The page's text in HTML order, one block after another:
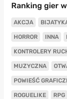
Ranking gier
AKCJA
HORROR INNA
KONTROLERY
MUZYCZNA
POWIEŚĆ
ROGUELIKE RPG